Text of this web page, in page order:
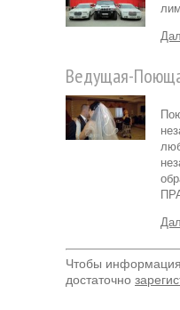
Ведущая-
Чтобы
достаточно